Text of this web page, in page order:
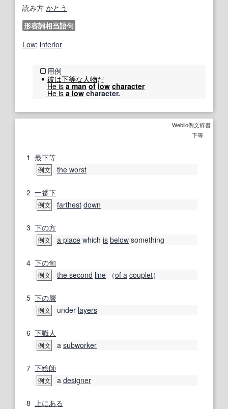
読み方 かとう
形容詞相当語句
Low; inferior
用例
彼は下等な 人物だ
He is a man of low character
He is a lowcharacter.
Weblio例文辞書
下等
1 最下等
例文 the worst
2 一番下
例文 farthest down
3 下の方
例文 a place which is below something
4 下の旬
例文 the second line （of a couplet）
5 下の層
例文 under layers
6 下職人
例文 a subworker
7 下絵師
例文 a designer
8 上にある